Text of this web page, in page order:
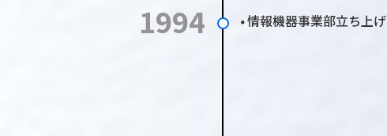
1994 ● 情報機器事業部立ち上げ